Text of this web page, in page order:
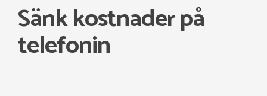
Sänk kostnader på
telefonin